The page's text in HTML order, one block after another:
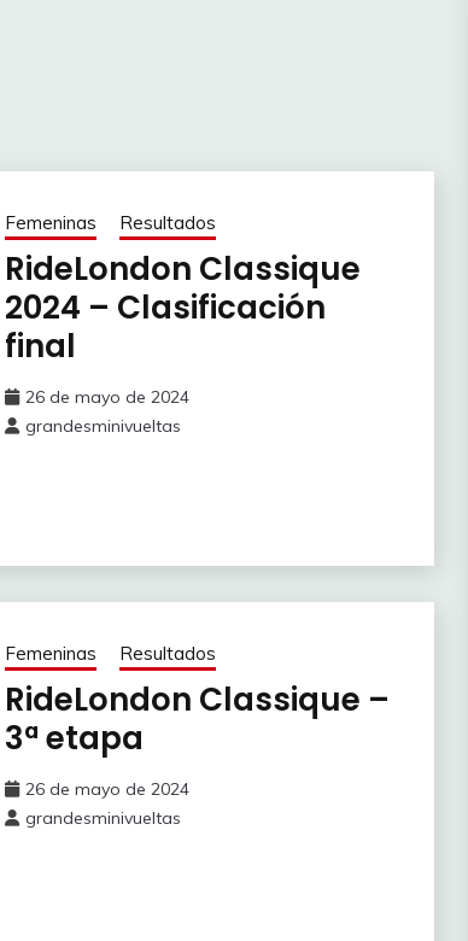
Femeninas Resultados
RideLondon Classique
2024 – Clasificación
final
26 de mayo de 2024
grandesminivueltas
Femeninas Resultados
RideLondon Classique –
3ª etapa
26 de mayo de 2024
grandesminivueltas